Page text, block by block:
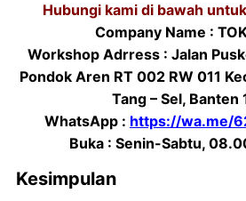
Hubungi kami di bawah
Company Name :
Workshop Adrress : Jalan
Pondok Aren RT 002 RW 011
Tang – Sel, Banten
WhatsApp : https://wa.me/
Buka : Senin-Sabtu,
Kesimpulan